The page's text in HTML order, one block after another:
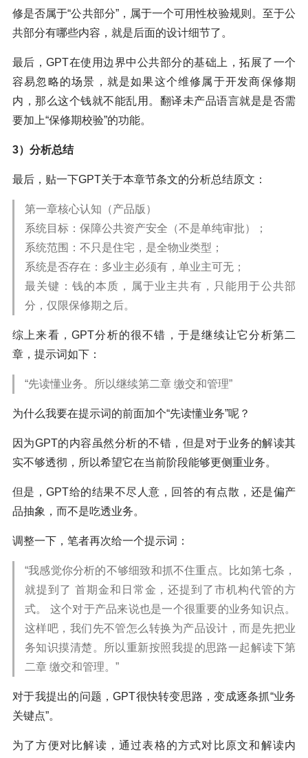
修是否属于“公共部分”，属于一个可用性校验规则。至于公
共部分有哪些内容，就是后面的设计细节了。
最后，GPT在使用边界中公共部分的基础上，拓展了一个
容易忽略的场景，就是如果这个维修属于开发商保修期
内，那么这个钱就不能乱用。翻译未产品语言就是是否需
要加上“保修期校验”的功能。
3）分析总结
最后，贴一下GPT关于本章节条文的分析总结原文：
第一章核心认知（产品版）
系统目标：保障公共资产安全（不是单纯审批）；
系统范围：不只是住宅，是全物业类型；
系统是否存在：多业主必须有，单业主可无；
最关键：钱的本质，属于业主共有，只能用于公共部
分，仅限保修期之后。
综上来看，GPT分析的很不错，于是继续让它分析第二
章，提示词如下：
“先读懂业务。所以继续第二章 缴交和管理”
为什么我要在提示词的前面加个“先读懂业务”呢？
因为GPT的内容虽然分析的不错，但是对于业务的解读其
实不够透彻，所以希望它在当前阶段能够更侧重业务。
但是，GPT给的结果不尽人意，回答的有点散，还是偏产
品抽象，而不是吃透业务。
调整一下，笔者再次给一个提示词：
“我感觉你分析的不够细致和抓不住重点。比如第七条，
就提到了 首期金和日常金，还提到了市机构代管的方
式。 这个对于产品来说也是一个很重要的业务知识点。
这样吧，我们先不管怎么转换为产品设计，而是先把业
务知识摸清楚。所以重新按照我提的思路一起解读下第
二章 缴交和管理。”
对于我提出的问题，GPT很快转变思路，变成逐条抓“业务
关键点”。
为了方便对比解读，通过表格的方式对比原文和解读内